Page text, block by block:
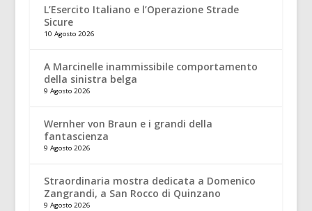
L’Esercito Italiano e l’Operazione Strade
Sicure
10 Agosto 2026
A Marcinelle inammissibile comportamento
della sinistra belga
9 Agosto 2026
Wernher von Braun e i grandi della
fantascienza
9 Agosto 2026
Straordinaria mostra dedicata a Domenico
Zangrandi, a San Rocco di Quinzano
9 Agosto 2026